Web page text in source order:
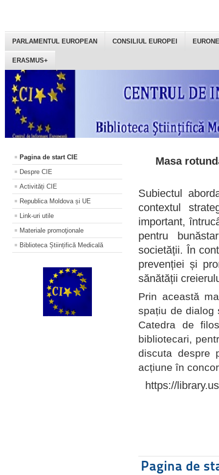
PARLAMENTUL EUROPEAN CONSILIUL EUROPEI
ERASMUS+
Pagina de start CIE
Despre CIE
Activități CIE
Republica Moldova și UE
Link-uri utile
Materiale promoţionale
Biblioteca Științifică Medicală
Masa
Subiectul
contextul
important,
pentru
societății. În
prevenției și
sănătății
Prin această
spațiu de dialog
Catedra de
bibliotecari,
discuta despre
acțiune în
https://
Pagina de